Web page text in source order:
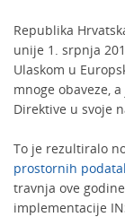
Republika
unije 1. srpnja
Ulaskom u
mnoge obaveze,
Direktive u svoje
To je rezultiralo
prostornih
travnja ove
implementacije